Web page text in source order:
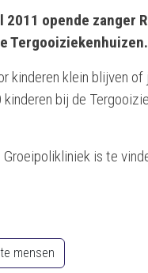
2011 opende zanger
Tergooiziekenhuizen.
kinderen klein blijven of
kinderen bij de
is te
mensen